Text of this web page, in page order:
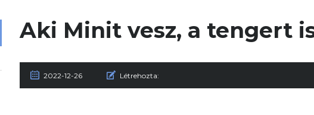
Aki Minit vesz, a tengert
2022-12-26 Létrehozta: